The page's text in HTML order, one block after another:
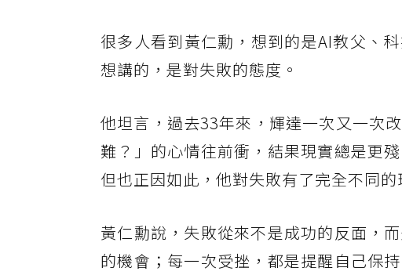
很多人看到黃仁勳，想到的是AI教父、
想講的，是對失敗的態度。
他坦言，過去33年來，輝達一次又一次
難？」的心情往前衝，結果現實總是更
但也正因如此，他對失敗有了完全不同的
黃仁勳說，失敗從來不是成功的反面，
的機會；每一次受挫，都是提醒自己保